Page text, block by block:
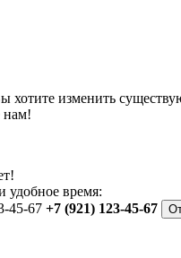
хотите изменить
нам!
удобное время:
45-67 +7 (921) 123-45-67